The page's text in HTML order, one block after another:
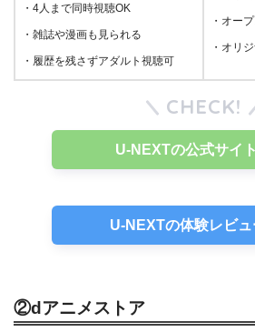
・4人まで同時視聴OK
・雑誌や漫画も見られる
・履歴を残さずアダルト視聴可
・オー
・オリ
CHECK!
U-NEXTの公式サイ
U-NEXTの体験レビ
②dアニメストア